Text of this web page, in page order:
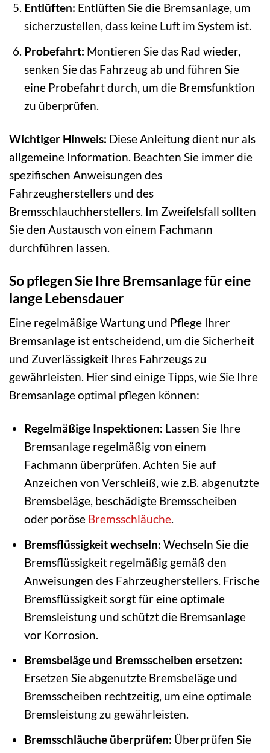
Entlüften: Entlüften Sie die Bremsanlage, um
sicherzustellen, dass keine Luft im System ist.
Probefahrt: Montieren Sie das Rad wieder,
senken Sie das Fahrzeug ab und führen Sie
eine Probefahrt durch, um die Bremsfunktion
zu überprüfen.
Wichtiger Hinweis: Diese Anleitung dient nur als
allgemeine Information. Beachten Sie immer die
spezifischen Anweisungen des
Fahrzeugherstellers und des
Bremsschlauchherstellers. Im Zweifelsfall sollten
Sie den Austausch von einem Fachmann
durchführen lassen.
So pflegen Sie Ihre Bremsanlage für eine
lange Lebensdauer
Eine regelmäßige Wartung und Pflege Ihrer
Bremsanlage ist entscheidend, um die Sicherheit
und Zuverlässigkeit Ihres Fahrzeugs zu
gewährleisten. Hier sind einige Tipps, wie Sie Ihre
Bremsanlage optimal pflegen können:
Regelmäßige Inspektionen: Lassen Sie Ihre
Bremsanlage regelmäßig von einem
Fachmann überprüfen. Achten Sie auf
Anzeichen von Verschleiß, wie z.B. abgenutzte
Bremsbeläge, beschädigte Bremsscheiben
oder poröse Bremsschläuche.
Bremsflüssigkeit wechseln: Wechseln Sie die
Bremsflüssigkeit regelmäßig gemäß den
Anweisungen des Fahrzeugherstellers. Frische
Bremsflüssigkeit sorgt für eine optimale
Bremsleistung und schützt die Bremsanlage
vor Korrosion.
Bremsbeläge und Bremsscheiben ersetzen:
Ersetzen Sie abgenutzte Bremsbeläge und
Bremsscheiben rechtzeitig, um eine optimale
Bremsleistung zu gewährleisten.
Bremsschläuche überprüfen: Überprüfen Sie